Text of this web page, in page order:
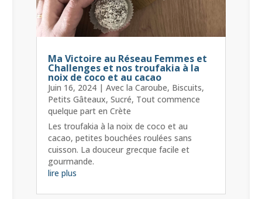
Ma Victoire au Réseau Femmes et
Challenges et nos troufakia à la
noix de coco et au cacao
Juin 16, 2024| Avec la Caroube, Biscuits,
Petits Gâteaux, Sucré, Tout commence
quelque part en Crète
Les troufakia à la noix de coco et au
cacao, petites bouchées roulées sans
cuisson. La douceur grecque facile et
gourmande.
lire plus